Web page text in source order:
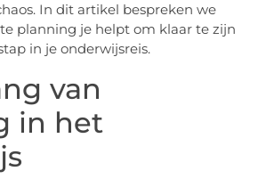
In dit artikel bespreken we
planning je helpt om klaar te zijn
in je onderwijsreis.
van
in het